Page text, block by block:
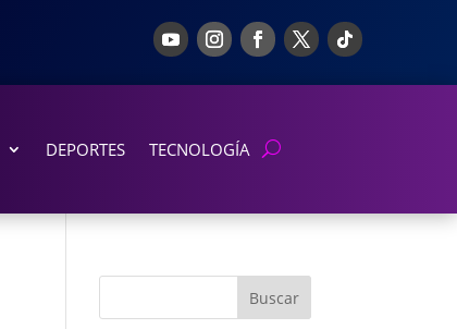
DEPORTES TECNOLOGÍA
Buscar